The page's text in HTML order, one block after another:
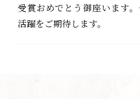
受賞おめでとう御座います
活躍をご期待します。